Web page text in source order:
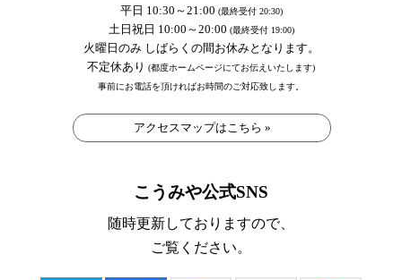
平日 10:30～21:00 (最終受付 20:30)
土日祝日 10:00～20:00 (最終受付 19:00)
火曜日のみ しばらくの間お休みとなります。
不定休あり (都度ホームページにてお伝えいたします)
事前にお電話を頂ければお時間のご対応致します。
アクセスマップはこちら »
こうみや公式SNS
随時更新しておりますので、
ご覧ください。